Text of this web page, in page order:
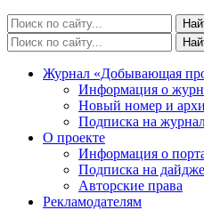
Журнал «Добывающая
Информация о
Новый номер и
Подписка на
О проекте
Информация о
Подписка на
Авторские права
Рекламодателям